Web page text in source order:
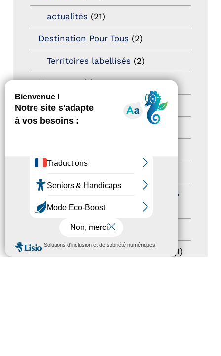
MENU
actualités (21)
Destination Pour Tous (2)
Territoires labellisés (2)
Newsetter(6)
Newsletter pro
Journées nationales Tourisme &
Handicap(5)
Salons(11)
(1)